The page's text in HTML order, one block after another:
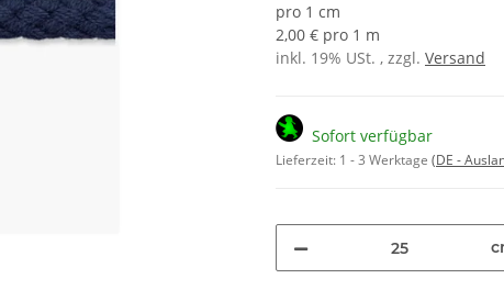
pro 1 cm
2,00 € pro 1 m
inkl. 19% USt. , zzgl. Versand
Sofort verfügbar
Lieferzeit: 1 - 3 Werktage (DE -